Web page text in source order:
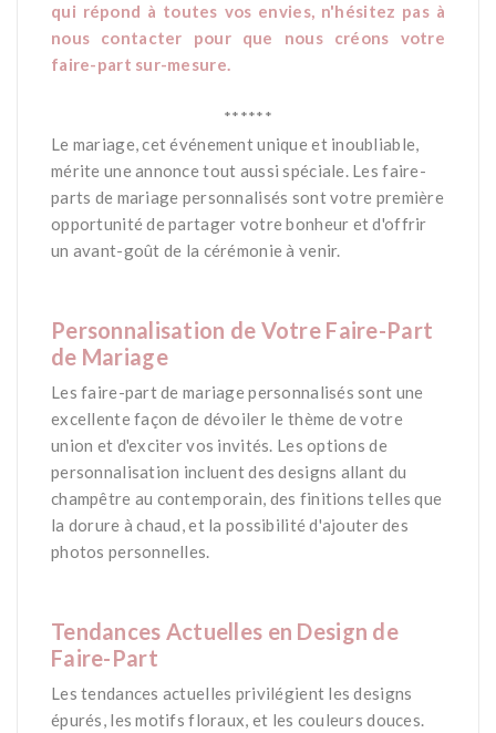
qui répond à toutes vos envies, n'hésitez pas à
nous contacter pour que nous créons votre
faire-part sur-mesure.
******
Le mariage, cet événement unique et inoubliable,
mérite une annonce tout aussi spéciale. Les faire-
parts de mariage personnalisés sont votre première
opportunité de partager votre bonheur et d'offrir
un avant-goût de la cérémonie à venir.
Personnalisation de Votre Faire-Part
de Mariage
Les faire-part de mariage personnalisés sont une
excellente façon de dévoiler le thème de votre
union et d'exciter vos invités. Les options de
personnalisation incluent des designs allant du
champêtre au contemporain, des finitions telles que
la dorure à chaud, et la possibilité d'ajouter des
photos personnelles​.
Tendances Actuelles en Design de
Faire-Part
Les tendances actuelles privilégient les designs
épurés, les motifs floraux, et les couleurs douces.